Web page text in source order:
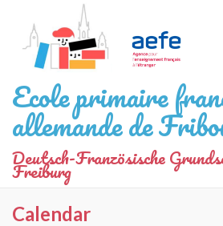
Inhalt
springen
(Eingabetaste
drücken)
Ecole primaire
allemande de
Deutsch-Französische
Freiburg
Calendar